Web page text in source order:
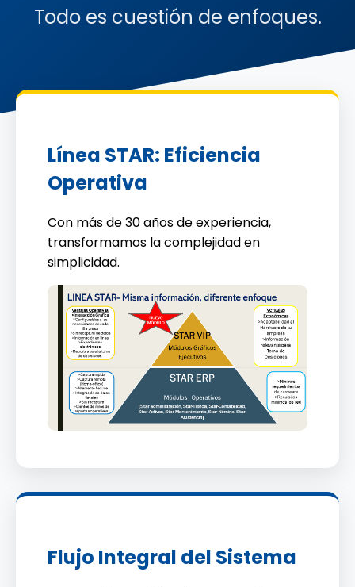
Todo es cuestión de enfoques.
Línea STAR: Eficiencia
Operativa
Con más de 30 años de experiencia,
transformamos la complejidad en
simplicidad.
Flujo Integral del Sistema